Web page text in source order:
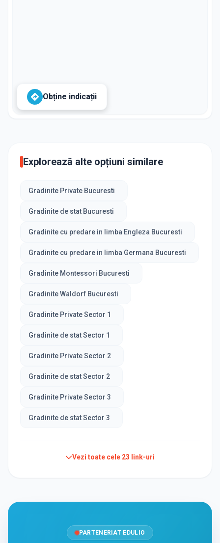
Obține indicații
Explorează alte opțiuni similare
Gradinite Private Bucuresti
Gradinite de stat Bucuresti
Gradinite cu predare in limba Engleza Bucuresti
Gradinite cu predare in limba Germana Bucuresti
Gradinite Montessori Bucuresti
Gradinite Waldorf Bucuresti
Gradinite Private Sector 1
Gradinite de stat Sector 1
Gradinite Private Sector 2
Gradinite de stat Sector 2
Gradinite Private Sector 3
Gradinite de stat Sector 3
Vezi toate cele 23 link-uri
PARTENERIAT EDULIO